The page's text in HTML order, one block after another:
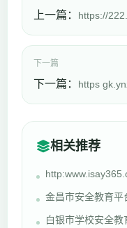
上一篇： https://
下一篇
下一篇： https
相关推荐
金昌市安全教育平
白银市学校安全